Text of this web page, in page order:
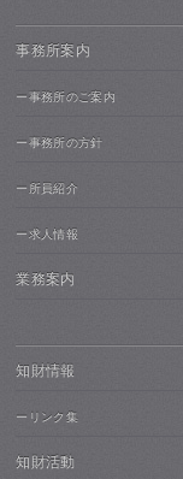
事務所案内
ー事務所のご案内
ー事務所の方針
ー所員紹介
ー求人情報
業務案内
知財情報
ーリンク集
知財活動